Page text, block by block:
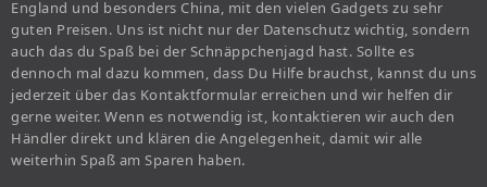
England und besonders China, mit den vielen Gadgets zu sehr
guten Preisen. Uns ist nicht nur der Datenschutz wichtig, sondern
auch das du Spaß bei der Schnäppchenjagd hast. Sollte es
dennoch mal dazu kommen, dass Du Hilfe brauchst, kannst du uns
jederzeit über das Kontaktformular erreichen und wir helfen dir
gerne weiter. Wenn es notwendig ist, kontaktieren wir auch den
Händler direkt und klären die Angelegenheit, damit wir alle
weiterhin Spaß am Sparen haben.